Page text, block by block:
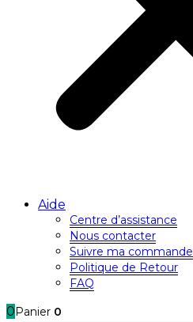
Aide
Centre d’assistance
Nous contacter
Suivre ma commande
Politique de Retour
FAQ
0 Panier 0